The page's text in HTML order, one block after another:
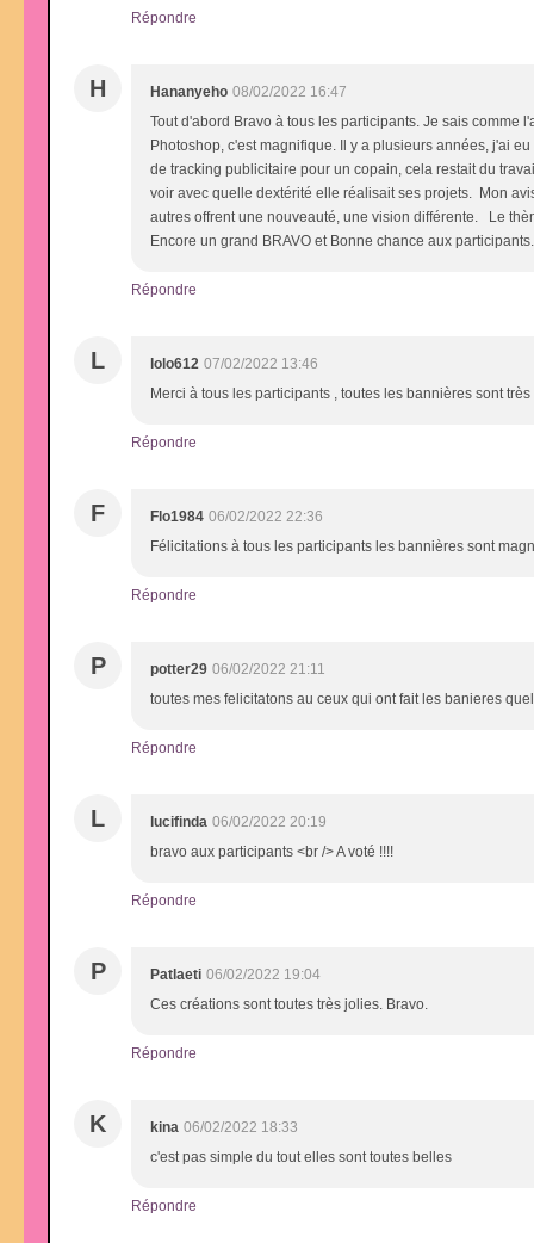
Répondre
H Hananyeho 08/02/2022 16:47
Tout d'abord Bravo à tous les participants. Je sais
Photoshop, c'est magnifique. Il y a plusieurs années, j'ai
de tracking publicitaire pour un copain, cela restait du
voir avec quelle dextérité elle réalisait ses projets. Mon
autres offrent une nouveauté, une vision différente. Le
Encore un grand BRAVO et Bonne chance aux
Répondre
L lolo612 07/02/2022 13:46
Merci à tous les participants , toutes les bannières sont
Répondre
F Flo1984 06/02/2022 22:36
Félicitations à tous les participants les bannières sont
Répondre
P potter29 06/02/2022 21:11
toutes mes felicitatons au ceux qui ont fait les banieres
Répondre
L lucifinda 06/02/2022 20:19
bravo aux participants <br /> A voté !!!!
Répondre
P Patlaeti 06/02/2022 19:04
Ces créations sont toutes très jolies. Bravo.
Répondre
K kina 06/02/2022 18:33
c'est pas simple du tout elles sont toutes belles
Répondre